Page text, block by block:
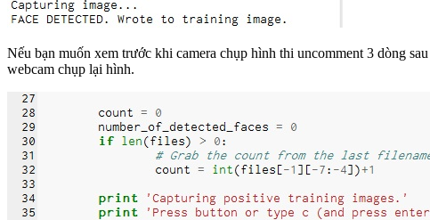
Nếu bạn muốn xem trước khi camera chụp hình thi uncomment 3 dòng
webcam chụp lại hình.